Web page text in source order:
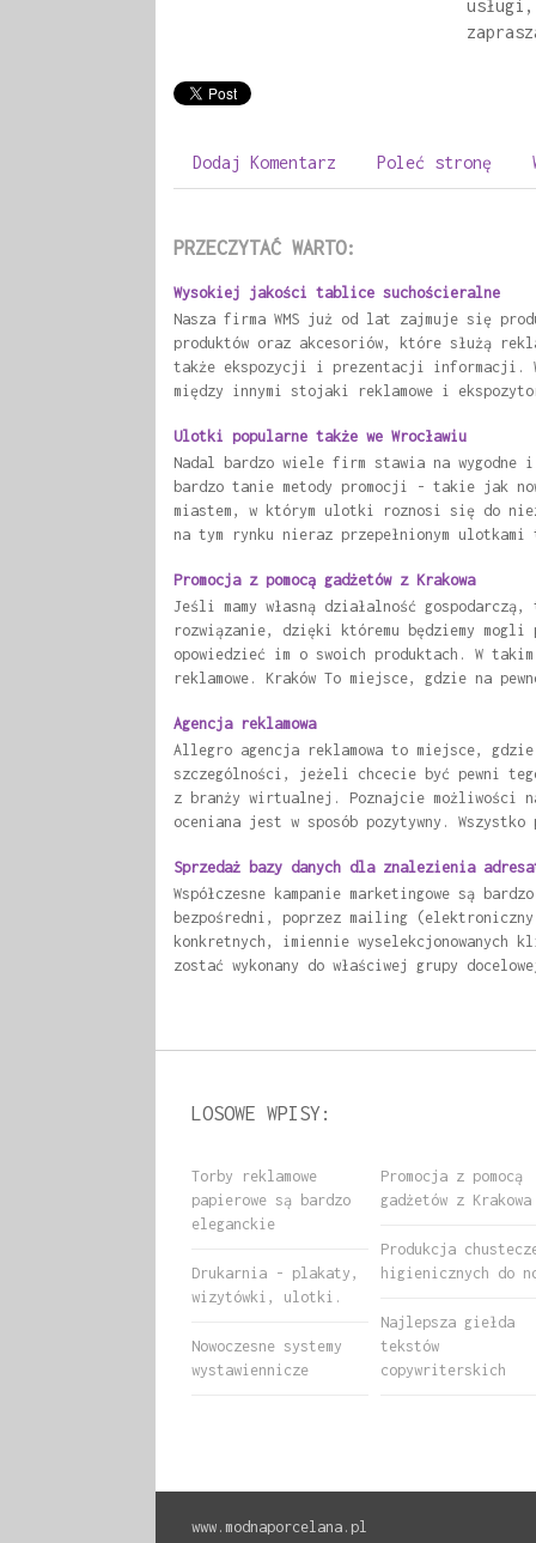
Dodaj Komentarz Poleć stronę
PRZECZYTAĆ WARTO:
Wysokiej jakości tablice suchościeralne
Nasza firma WMS już od lat zajmuje się
produktów oraz akcesoriów, które służą
także ekspozycji i prezentacji informacji.
między innymi stojaki reklamowe i
Ulotki popularne także we Wrocławiu
Nadal bardzo wiele firm stawia na wygodne
bardzo tanie metody promocji - takie jak
miastem, w którym ulotki roznosi się do
na tym rynku nieraz przepełnionym
Promocja z pomocą gadżetów z Krakowa
Jeśli mamy własną działalność
rozwiązanie, dzięki któremu będziemy
opowiedzieć im o swoich produktach. W
reklamowe. Kraków To miejsce, gdzie na
Agencja reklamowa
Allegro agencja reklamowa to miejsce,
szczególności, jeżeli chcecie być pewni
z branży wirtualnej. Poznajcie możliwości
oceniana jest w sposób pozytywny.
Sprzedaż bazy danych dla znalezienia
Współczesne kampanie marketingowe są
bezpośredni, poprzez mailing (elektroniczny
konkretnych, imiennie wyselekcjonowanych
zostać wykonany do właściwej grupy
LOSOWE WPISY:
Promocja z pomocą
gadżetów z Krakowa
Torby reklamowe
papierowe są bardzo
eleganckie
Produkcja
higienicznych do
Drukarnia - plakaty,
wizytówki, ulotki.
Najlepsza giełda
tekstów
copywriterskich
Nowoczesne systemy
wystawiennicze
www.modnaporcelana.pl